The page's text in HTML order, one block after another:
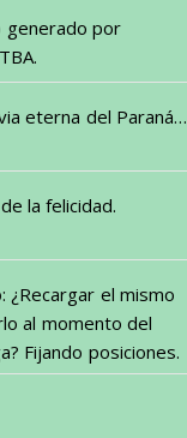
generado por
eterna del Paraná…
la felicidad.
¿Recargar el mismo
al momento del
Fijando posiciones.